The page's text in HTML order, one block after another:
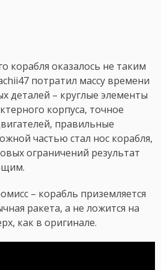
корабля оказалось не таким
потратил массу времени
деталей – круглые элементы
корпуса, точное
правильные
частью стал нос корабля,
ограничений результат
– корабль приземляется
ракета, а не ложится на
как в оригинале.